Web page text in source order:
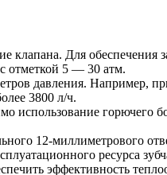
клапана. Для
отметкой 5 — 30 атм.
давления. Например,
3800 л/ч.
использование горючего
12-миллиметрового
ресурса
эффективность